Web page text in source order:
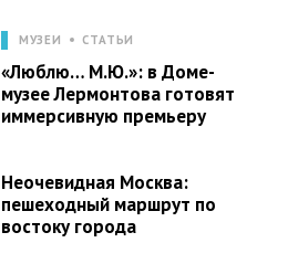
МУЗЕИ СТАТЬИ
«Люблю… М.Ю.»: в Доме-
музее Лермонтова готовят
иммерсивную премьеру
Неочевидная Москва:
пешеходный маршрут по
востоку города